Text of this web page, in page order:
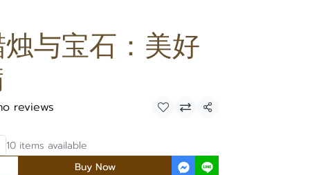
与宝石：美好
reviews Share
10 items available
Buy Now